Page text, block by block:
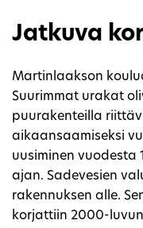
Jatkuva
Martinlaakson
Suurimmat urakat
puurakenteilla
aikaansaamiseksi
uusiminen vuodesta
ajan. Sadevesien
rakennuksen alle.
korjattiin 2000-